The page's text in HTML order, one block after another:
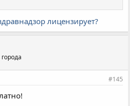
лицензирует?
#145